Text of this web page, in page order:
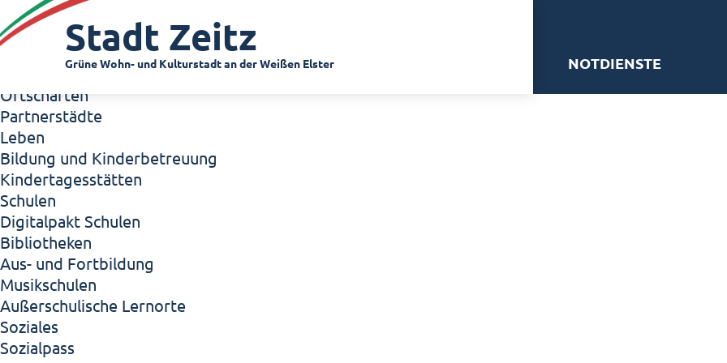
Zeitz - Die Kleinstadt
Willkommen in Zeitz!
Interview mit Oberbürgermeister Christian Thieme
Zeitz - Stadt der Zukunft
Ortschaften
Partnerstädte
Leben
Bildung und Kinderbetreuung
Kindertagesstätten
Schulen
Digitalpakt Schulen
Bibliotheken
Aus- und Fortbildung
Musikschulen
Außerschulische Lernorte
Soziales
Sozialpass
Stadt Zeitz
Grüne Wohn- und Kulturstadt an der Weißen Elster NOTDIENSTE